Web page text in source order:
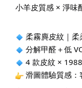
小羊皮質感 × 淨味
柔霧麂皮紋｜
分解甲醛＋低
4 款皮紋 ×
滑圖體驗質感